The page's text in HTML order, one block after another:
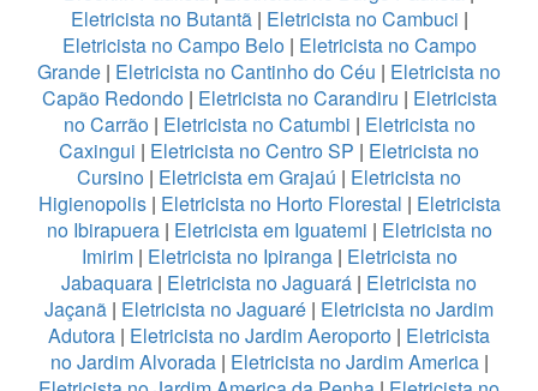
Eletricista no Butantã| Eletricista no Cambuci |
Eletricista no Campo Belo| Eletricista no Campo
Grande | Eletricista no Cantinho do Céu | Eletricista no
Capão Redondo| Eletricista no Carandiru | Eletricista
no Carrão| Eletricista no Catumbi | Eletricista no
Caxingui | Eletricista no Centro SP | Eletricista no
Cursino | Eletricista em Grajaú | Eletricista no
Higienopolis| Eletricista no Horto Florestal | Eletricista
no Ibirapuera| Eletricista em Iguatemi | Eletricista no
Imirim| Eletricista no Ipiranga| Eletricista no
Jabaquara | Eletricista no Jaguará | Eletricista no
Jaçanã | Eletricista no Jaguaré | Eletricista no Jardim
Adutora | Eletricista no Jardim Aeroporto | Eletricista
no Jardim Alvorada| Eletricista no Jardim America|